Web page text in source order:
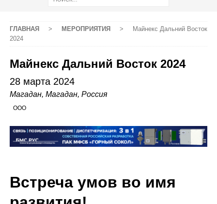
ГЛАВНАЯ > МЕРОПРИЯТИЯ >
Майнекс Дальний Восток
2024
Майнекс Дальний Восток 2024
28 марта 2024
Магадан, Магадан, Россия
ООО
Встреча умов во имя